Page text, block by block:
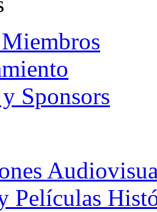
Sponsors
Películas